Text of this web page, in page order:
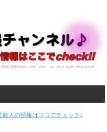
能人の情報はココでチェック♪